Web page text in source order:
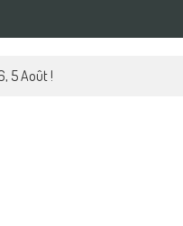
5 Août !